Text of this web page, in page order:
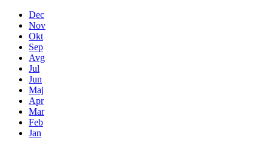
Dec
Nov
Okt
Sep
Avg
Jul
Jun
Maj
Apr
Mar
Feb
Jan